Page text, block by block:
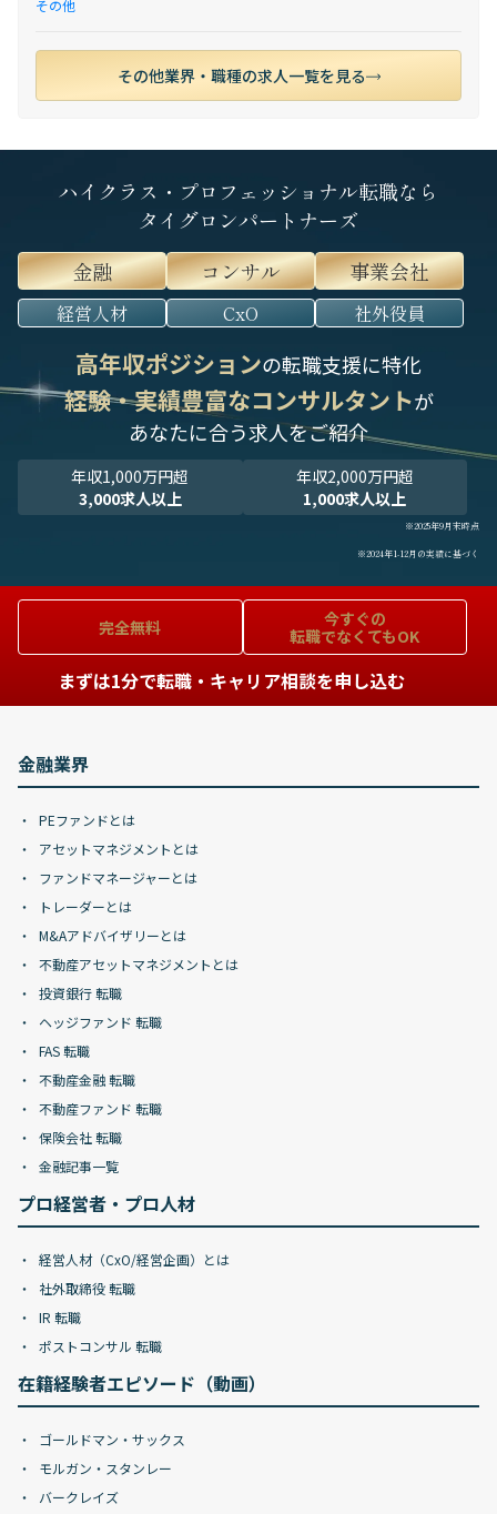
その他
その他業界・職種の求人一覧を見る
ハイクラス・プロフェッショナル転職なら
タイグロンパートナーズ
金融
コンサル 事業会社
経営人材 CxO 社外役員
高年収ポジションの転職支援に特化
経験・実績豊富なコンサルタントが
あなたに合う求人をご紹介
年収1,000万円超
3,000求人以上
年収2,000万円超
1,000求人以上
※2025年9月末時点
※2024年1-12月の実績に基づく
完全無料
今すぐの
転職でなくてもOK
まずは1分で転職・キャリア相談を申し込む
金融業界
PEファンドとは
アセットマネジメントとは
ファンドマネージャーとは
トレーダーとは
M&Aアドバイザリーとは
不動産アセットマネジメントとは
投資銀行 転職
ヘッジファンド 転職
FAS 転職
不動産金融 転職
不動産ファンド 転職
保険会社 転職
金融記事一覧
プロ経営者・プロ人材
経営人材（CxO/経営企画）とは
社外取締役 転職
IR 転職
ポストコンサル 転職
在籍経験者エピソード（動画）
ゴールドマン・サックス
モルガン・スタンレー
バークレイズ